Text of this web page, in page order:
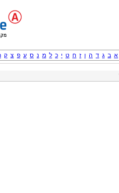
א ב ג ד ה ו ז ח ט י כ ל מ נ ס ע פ צ ק